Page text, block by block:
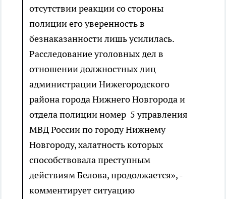
отсутствии реакции со стороны
полиции его уверенность в
безнаказанности лишь усилилась.
Расследование уголовных дел в
отношении должностных лиц
администрации Нижегородского
района города Нижнего Новгорода и
отдела полиции номер 5 управления
МВД России по городу Нижнему
Новгороду, халатность которых
способствовала преступным
действиям Белова, продолжается», -
комментирует ситуацию